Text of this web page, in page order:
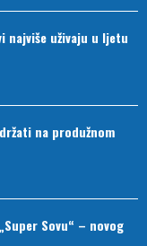
najviše uživaju u ljetu
na produžnom
Sovu“ – novog